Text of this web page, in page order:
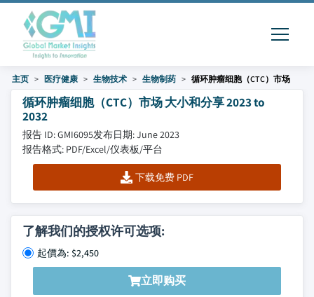
主页 医疗健康 生物技术 生物制药 循环肿瘤细胞（CTC）市场
循环肿瘤细胞（CTC）市场 大小和分享 2023 to
2032
报告 ID: GMI6095发布日期: June 2023
报告格式: PDF/Excel/仪表板/平台
下载免费 PDF
了解我们的授权许可选项:
起價為: $2,450
立即购买